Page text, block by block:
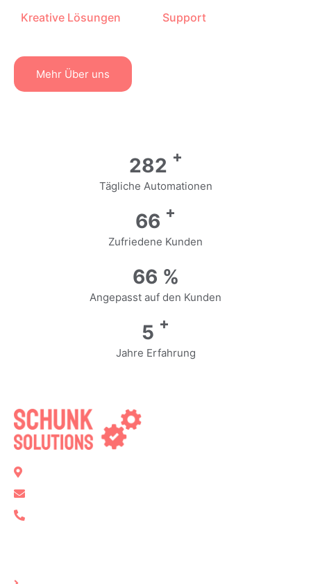
Kreative Lösungen Support
Mehr Über uns
406 +
Tägliche Automationen
83 +
Zufriedene Kunden
83 %
Angepasst auf den Kunden
6 +
Jahre Erfahrung